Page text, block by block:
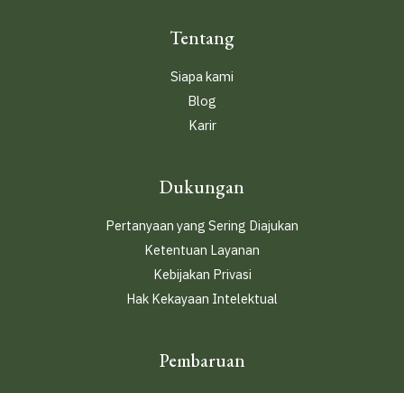
Tentang
Siapa kami
Blog
Karir
Dukungan
Pertanyaan yang Sering Diajukan
Ketentuan Layanan
Kebijakan Privasi
Hak Kekayaan Intelektual
Pembaruan